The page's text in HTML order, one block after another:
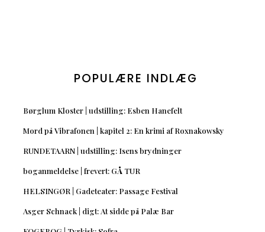
POPULÆRE INDLÆG
Børglum Kloster | udstilling: Esben Hanefelt
Mord på Vibrafonen | kapitel 2: En krimi af Roxnakowsky
RUNDETAARN | udstilling: Isens brydninger
boganmeldelse | frevert: GÅ TUR
HELSINGØR | Gadeteater: Passage Festival
Asger Schnack | digt: At sidde på Palæ Bar